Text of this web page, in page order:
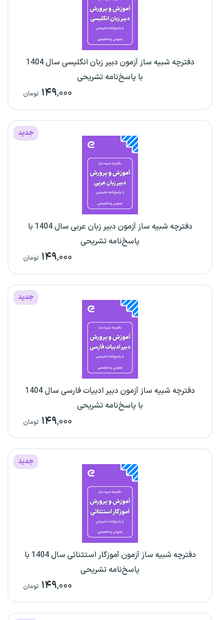
دفترچه شبیه ساز آزمون دبیر زبان انگلیسی سال 1404
با پاسخ‌نامه تشریحی
۱۴۹,۰۰۰ تومان
جدید
دفترچه شبیه ساز آزمون دبیر زبان عربی سال 1404 با
پاسخ‌نامه تشریحی
۱۴۹,۰۰۰ تومان
جدید
دفترچه شبیه ساز آزمون دبیر ادبیات فارسی سال 1404
با پاسخ‌نامه تشریحی
۱۴۹,۰۰۰ تومان
جدید
دفترچه شبیه ساز آزمون آموزگار استثنائی سال 1404 با
پاسخ‌نامه تشریحی
۱۴۹,۰۰۰ تومان